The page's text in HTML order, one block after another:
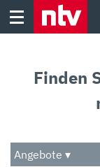
Skip
Audio
Das Beste
Finden
Angebote ▾